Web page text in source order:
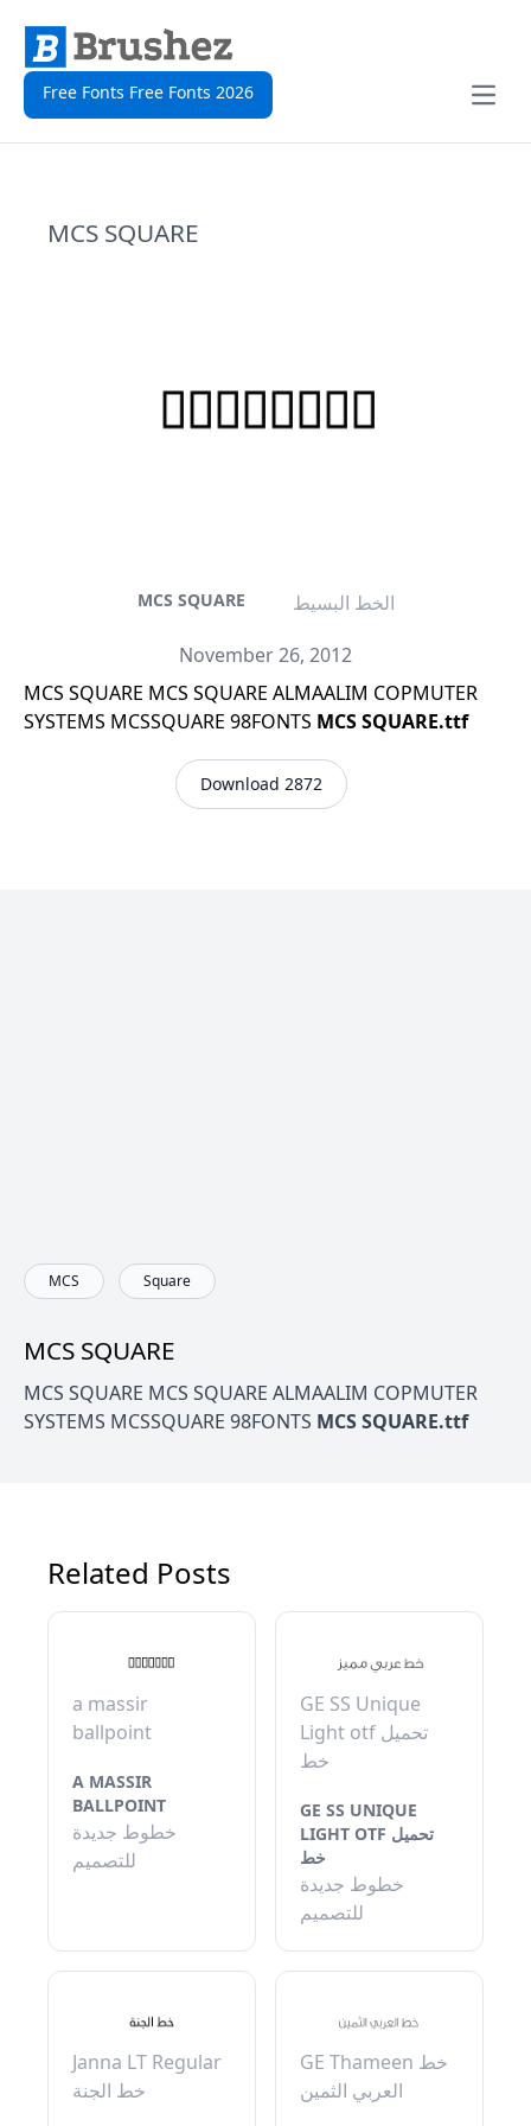
Free Fonts Free Fonts 2026
Open
MCS SQUARE
MCS SQUARE
الخط البسيط
November 26, 2012
MCS SQUARE MCS SQUARE ALMAALIM COPMUTER
SYSTEMS MCSSQUARE 98FONTS MCS SQUARE.ttf
Download 2872
MCS Square
MCS SQUARE
MCS SQUARE MCS SQUARE ALMAALIM COPMUTER
SYSTEMS MCSSQUARE 98FONTS MCS SQUARE.ttf
Related Posts
a massir
ballpoint
A MASSIR
BALLPOINT
خطوط جديدة
للتصميم
GE SS Unique
Light otf تحميل
خط
GE SS UNIQUE
LIGHT OTF تحميل
خط
خطوط جديدة
للتصميم
Janna LT Regular
خط الجنة
GE Thameen خط
العربي الثمين